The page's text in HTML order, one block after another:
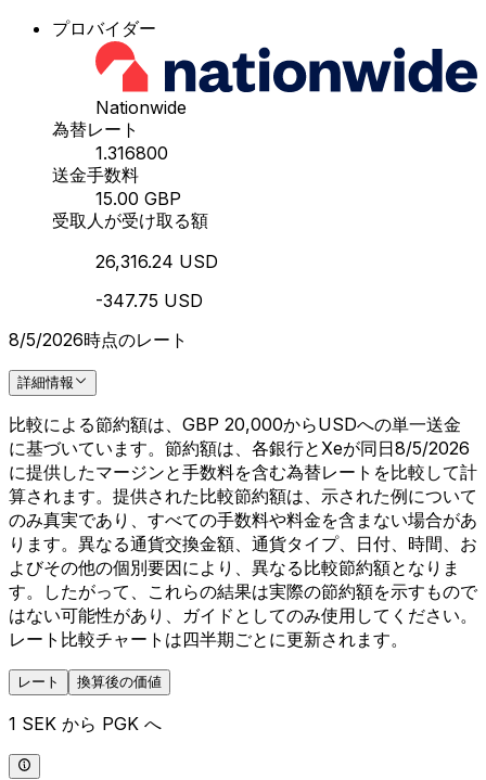
プロバイダー
Nationwide
為替レート
1.316800
送金手数料
15.00 GBP
受取人が受け取る額
26,316.24 USD
-347.75 USD
8/5/2026時点のレート
詳細情報
比較による節約額は、GBP 20,000からUSDへの単一送金
に基づいています。節約額は、各銀行とXeが同日8/5/2026
に提供したマージンと手数料を含む為替レートを比較して計
算されます。提供された比較節約額は、示された例について
のみ真実であり、すべての手数料や料金を含まない場合があ
ります。異なる通貨交換金額、通貨タイプ、日付、時間、お
よびその他の個別要因により、異なる比較節約額となりま
す。したがって、これらの結果は実際の節約額を示すもので
はない可能性があり、ガイドとしてのみ使用してください。
レート比較チャートは四半期ごとに更新されます。
レート 換算後の価値
1 SEK から PGK へ